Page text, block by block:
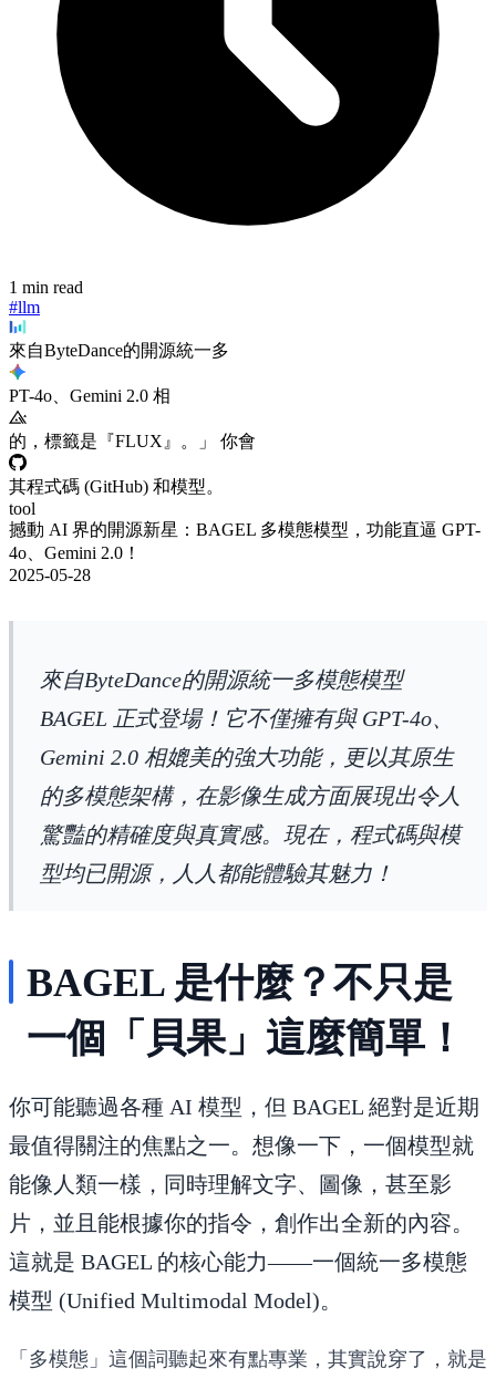
1 min read
#llm
來自ByteDance的開源統一多
PT-4o、Gemini 2.0 相
的，標籤是『FLUX』。」 你會
其程式碼 (GitHub) 和模型。
tool
撼動 AI 界的開源新星：BAGEL 多模態模型，功能直逼 GPT-
4o、Gemini 2.0！
2025-05-28
來自ByteDance的開源統一多模態模型
BAGEL 正式登場！它不僅擁有與 GPT-4o、
Gemini 2.0 相媲美的強大功能，更以其原生
的多模態架構，在影像生成方面展現出令人
驚豔的精確度與真實感。現在，程式碼與模
型均已開源，人人都能體驗其魅力！
BAGEL 是什麼？不只是
一個「貝果」這麼簡單！
你可能聽過各種 AI 模型，但 BAGEL 絕對是近期
最值得關注的焦點之一。想像一下，一個模型就
能像人類一樣，同時理解文字、圖像，甚至影
片，並且能根據你的指令，創作出全新的內容。
這就是 BAGEL 的核心能力——一個統一多模態
模型 (Unified Multimodal Model)。
「多模態」這個詞聽起來有點專業，其實說穿了，就是